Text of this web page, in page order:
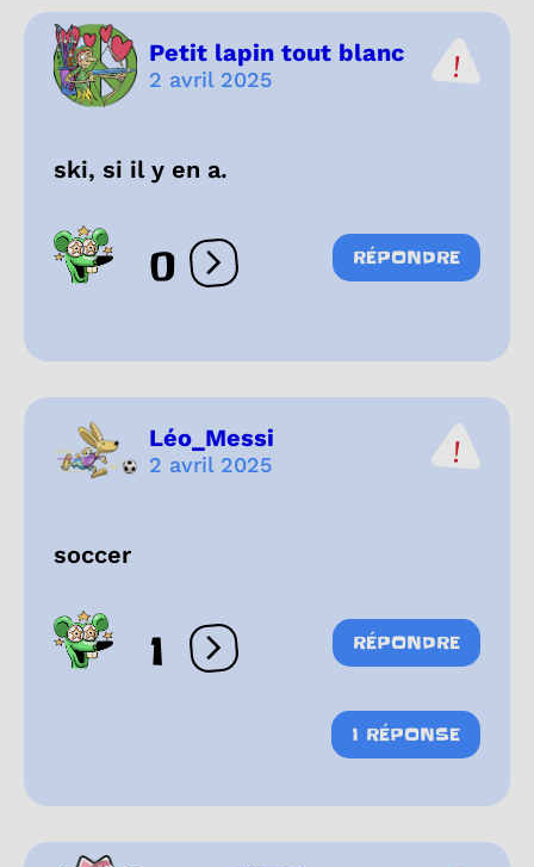
Petit lapin tout blanc
2 avril 2025
ski, si il y en a.
0 Ouvrir les réactions
RÉPONDRE
Léo_Messi
2 avril 2025
soccer
1 Ouvrir les réactions
RÉPONDRE
1 RÉPONSE